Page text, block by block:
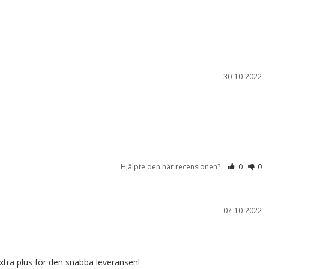
30-10-2022
Hjälpte den här recensionen? 0 0
07-10-2022
plus för den snabba leveransen!